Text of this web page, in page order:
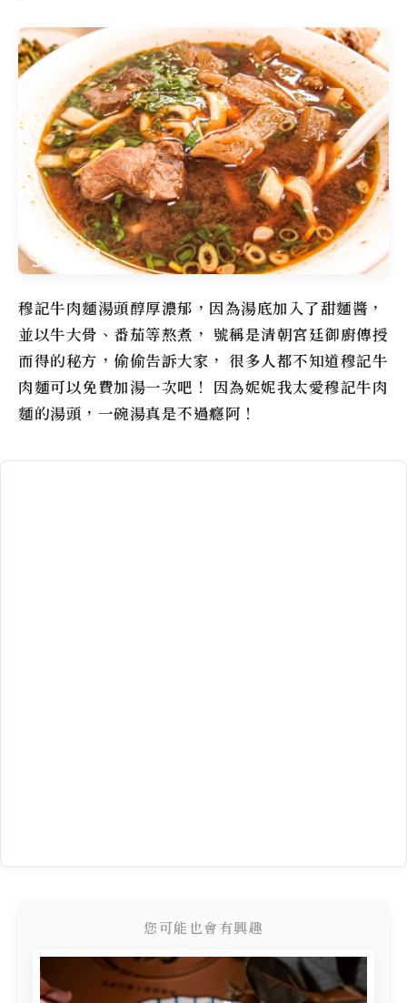
穆記牛肉麵湯頭醇厚濃郁，因為湯底加入了甜麵醬，
並以牛大骨、番茄等熬煮， 號稱是清朝宮廷御廚傳授
而得的秘方，偷偷告訴大家， 很多人都不知道穆記牛
肉麵可以免費加湯一次吧！ 因為妮妮我太愛穆記牛肉
麵的湯頭，一碗湯真是不過癮阿！
您可能也會有興趣